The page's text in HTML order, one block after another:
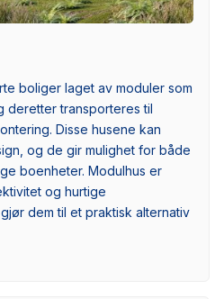
boliger laget av moduler som
deretter transporteres til
Disse husene kan
og de gir mulighet for både
boenheter. Modulhus er
og hurtige
dem til et praktisk alternativ